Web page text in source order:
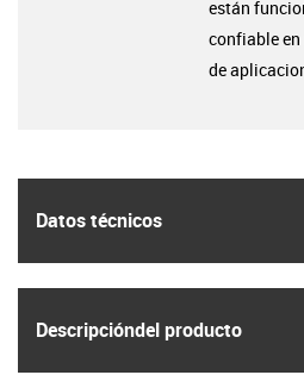
Datos técnicos
Descripción­del producto
están
confiable
de